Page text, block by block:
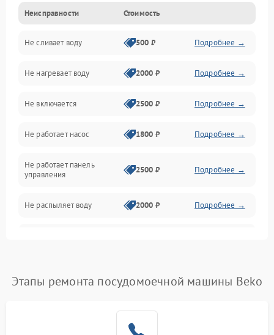
Управление
Электропитание
Датчики
Нагрев
Вода
Гигиена
Программное обеспечение
Неисправности Стоимость
Не сливает воду 500 ₽ Подробнее →
Не нагревает воду 2000 ₽ Подробнее →
Не включается 2500 ₽ Подробнее →
Не работает насос 1800 ₽ Подробнее →
Не работает панель
управления
2500 ₽ Подробнее →
Не распыляет воду 2000 ₽ Подробнее →
воды
1800 ₽ Подробнее →
Этапы ремонта посудомоечной машины Beko